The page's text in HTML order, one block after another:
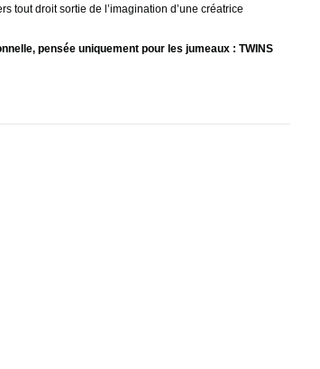
tout droit sortie de l’imagination d’une créatrice
pensée uniquement pour les jumeaux : TWINS